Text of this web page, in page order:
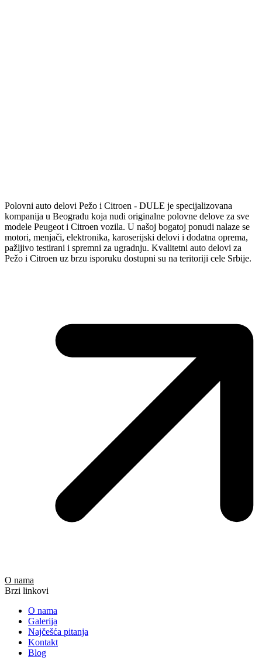
Polovni auto delovi Pežo i Citroen - DULE je specijalizovana
kompanija u Beogradu koja nudi originalne polovne delove za sve
modele Peugeot i Citroen vozila. U našoj bogatoj ponudi nalaze se
motori, menjači, elektronika, karoserijski delovi i dodatna oprema,
pažljivo testirani i spremni za ugradnju. Kvalitetni auto delovi za
Pežo i Citroen uz brzu isporuku dostupni su na teritoriji cele Srbije.
O nama
Brzi linkovi
O nama
Galerija
Najčešća pitanja
Kontakt
Blog